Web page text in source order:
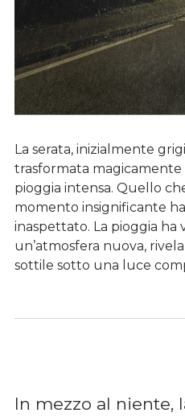
La serata, inizialmente
trasformata magicamente
pioggia intensa. Quello
momento insignificante
inaspettato. La pioggia ha
un’atmosfera nuova,
sottile sotto una luce
In mezzo al niente,